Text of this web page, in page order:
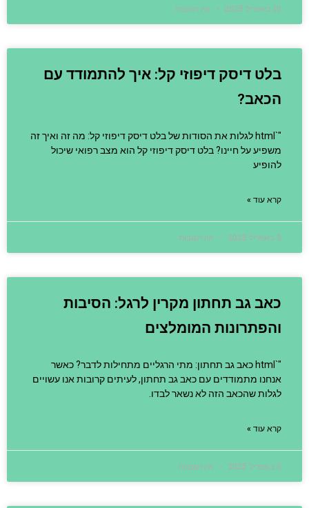
10 באפריל 2025 אין תגובות
בלט דיסק דיפוזי קל: איך להתמודד עם
הכאב?
"`html לגלות את הסודות של בלט דיסק דיפוזי קל: מה זה ואיך זה
משפיע על חיינו? בלט דיסק דיפוזי קל הוא מצב רפואי שיכול
להופיע
קרא עוד »
9 באפריל 2025 אין תגובות
כאב גב תחתון מקרין לרגל: הסיבות
והפתרונות המומלצים
"`html כאב גב תחתון: מתי הרגליים מתחילות לדבר? כאשר
אנחנו מתמודדים עם כאב גב תחתון, לעיתים קרובות אנו עשויים
לגלות שהכאב הזה לא נשאר לבדו.
קרא עוד »
9 באפריל 2025 אין תגובות